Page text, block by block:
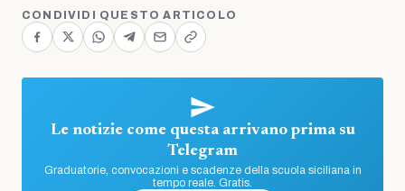
CONDIVIDI QUESTO ARTICOLO
Le notizie come questa arrivano prima su
Telegram
Graduatorie, convocazioni e scadenze della scuola siciliana in
tempo reale. Gratis.